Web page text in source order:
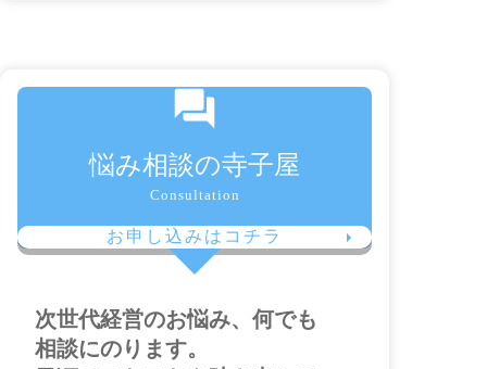
悩み相談の寺子屋
Consultation
お申し込みはコチラ
次世代経営のお悩み、何でも
相談にのります。